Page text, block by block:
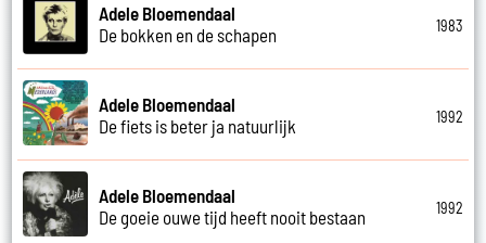
Adele Bloemendaal
De bokken en de schapen
1983
Adele Bloemendaal
De fiets is beter ja natuurlijk
1992
Adele Bloemendaal
De goeie ouwe tijd heeft nooit bestaan
1992